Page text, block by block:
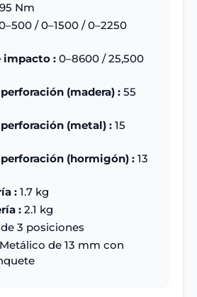
95 Nm
/ 0–1500 / 0–2250
impacto : 0–8600 / 25,500
(madera) : 55
(metal) : 15
(hormigón) : 13
: 1.7 kg
: 2.1 kg
3 posiciones
Metálico de 13 mm con